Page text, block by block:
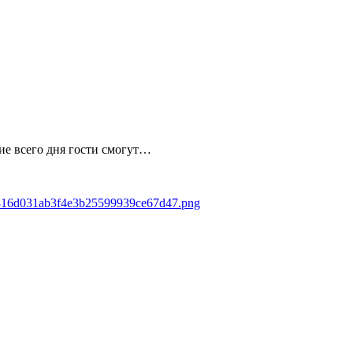
всего дня гости смогут…